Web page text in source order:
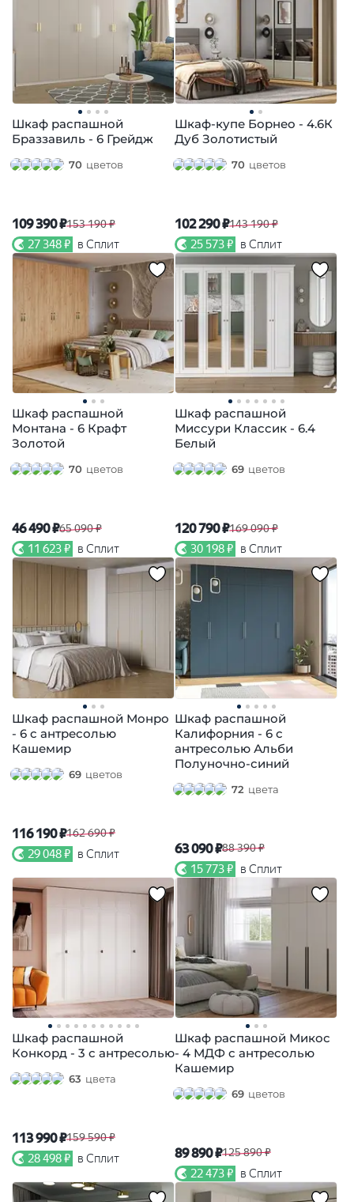
Шкаф распашной
Браззавиль - 6 Грейдж
70 цветов
109 390 ₽153 190 ₽
27 348 ₽ в Сплит
Шкаф-купе Борнео - 4.6К
Дуб Золотистый
70 цветов
102 290 ₽143 190 ₽
25 573 ₽ в Сплит
Шкаф распашной
Монтана - 6 Крафт
Золотой
70 цветов
46 490 ₽65 090 ₽
11 623 ₽ в Сплит
Шкаф распашной
Миссури Классик - 6.4
Белый
69 цветов
120 790 ₽169 090 ₽
30 198 ₽ в Сплит
Шкаф распашной Монро
- 6 с антресолью
Кашемир
69 цветов
116 190 ₽162 690 ₽
29 048 ₽ в Сплит
Шкаф распашной
Калифорния - 6 с
антресолью Альби
Полуночно-синий
72 цвета
63 090 ₽88 390 ₽
15 773 ₽ в Сплит
Шкаф распашной
Конкорд - 3 с антресолью
63 цвета
113 990 ₽159 590 ₽
28 498 ₽ в Сплит
Шкаф распашной Микос
- 4 МДФ с антресолью
Кашемир
69 цветов
89 890 ₽125 890 ₽
22 473 ₽ в Сплит